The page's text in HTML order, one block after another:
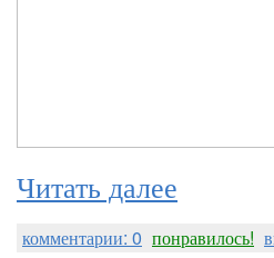
Читать далее
комментарии: 0 понравилось!